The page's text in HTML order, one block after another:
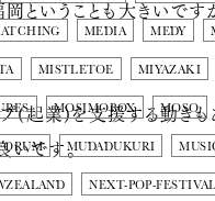
MEDIA MEDY
MISTLETOE MIYAZAKI
MOSIMOBOX MOSO
MUDADUKURI
NEXT-POP-FESTIVAL
いうことも大きいです
プ(起業)を支援する動き
です。